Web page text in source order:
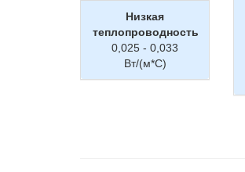
Низкая
теплопроводность
0,025 - 0,033
Вт/(м*С)